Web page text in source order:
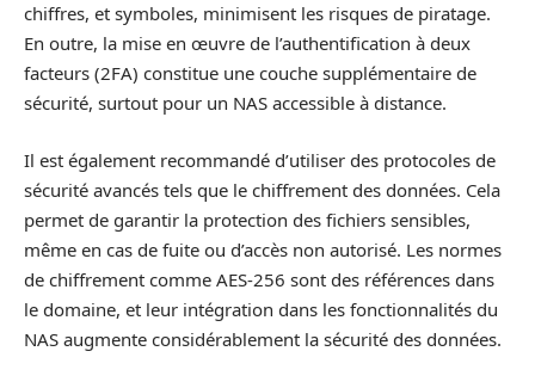
chiffres, et symboles, minimisent les risques de piratage.
En outre, la mise en œuvre de l’authentification à deux
facteurs (2FA) constitue une couche supplémentaire de
sécurité, surtout pour un NAS accessible à distance.
Il est également recommandé d’utiliser des protocoles de
sécurité avancés tels que le chiffrement des données. Cela
permet de garantir la protection des fichiers sensibles,
même en cas de fuite ou d’accès non autorisé. Les normes
de chiffrement comme AES-256 sont des références dans
le domaine, et leur intégration dans les fonctionnalités du
NAS augmente considérablement la sécurité des données.